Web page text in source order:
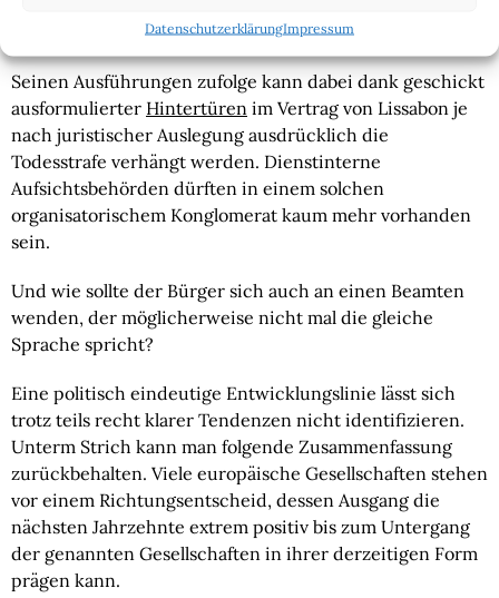
DatenschutzerklärungImpressum
Aufstandsbekämpfung eingesetzt werden könnten.
Seinen Ausführungen zufolge kann dabei dank geschickt
ausformulierter Hintertüren im Vertrag von Lissabon je
nach juristischer Auslegung ausdrücklich die
Todesstrafe verhängt werden. Dienstinterne
Aufsichtsbehörden dürften in einem solchen
organisatorischem Konglomerat kaum mehr vorhanden
sein.
Und wie sollte der Bürger sich auch an einen Beamten
wenden, der möglicherweise nicht mal die gleiche
Sprache spricht?
Eine politisch eindeutige Entwicklungslinie lässt sich
trotz teils recht klarer Tendenzen nicht identifizieren.
Unterm Strich kann man folgende Zusammenfassung
zurückbehalten. Viele europäische Gesellschaften stehen
vor einem Richtungsentscheid, dessen Ausgang die
nächsten Jahrzehnte extrem positiv bis zum Untergang
der genannten Gesellschaften in ihrer derzeitigen Form
prägen kann.